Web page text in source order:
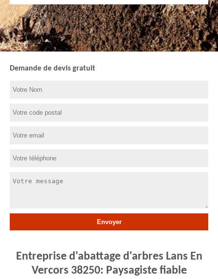
Demande de devis gratuit
Entreprise d'abattage d'arbres Lans En
Vercors 38250: Paysagiste fiable